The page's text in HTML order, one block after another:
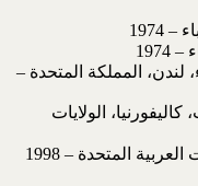
لندن، المملكة المتحدة –
الولايات
المتحدة – 1998